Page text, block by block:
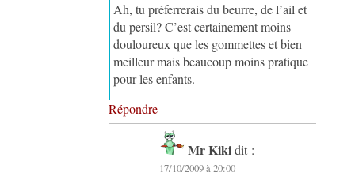
Ah, tu préferrerais du beurre, de l’ail et
du persil? C’est certainement moins
douloureux que les gommettes et bien
meilleur mais beaucoup moins pratique
pour les enfants.
Répondre
Mr Kiki dit :
17/10/2009 à 20:00